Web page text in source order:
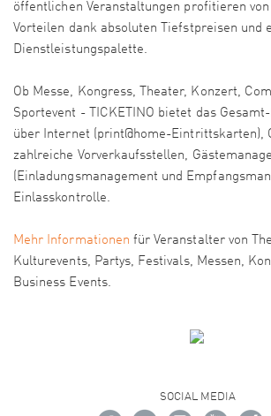
öffentlichen Veranstaltungen profitieren
Vorteilen dank absoluten Tiefstpreisen und
Dienstleistungspalette.
Ob Messe, Kongress, Theater, Konzert,
Sportevent - TICKETINO bietet das
über Internet (print@home-Eintrittskarten),
zahlreiche Vorverkaufsstellen,
(Einladungsmanagement und
Einlasskontrolle.
Mehr Informationen für Veranstalter von
Kulturevents, Partys, Festivals, Messen,
Business Events.
SOCIAL MEDIA